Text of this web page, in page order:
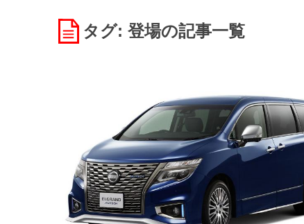
タグ: 登場の記事一覧